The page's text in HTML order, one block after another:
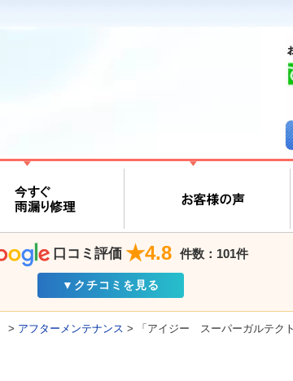
口コミ評価 ★4.8 件数：101件
▼クチコミを見る
> アフターメンテナンス > 「アイジー スーパーガルテク